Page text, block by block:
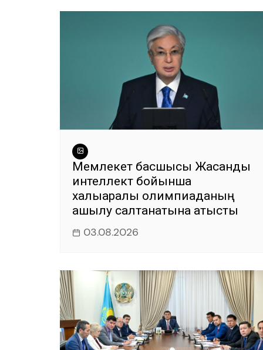
Мемлекет басшысы Жасанды
интеллект бойынша
халықаралық олимпиаданың
ашылу салтанатына қатысты
03.08.2026